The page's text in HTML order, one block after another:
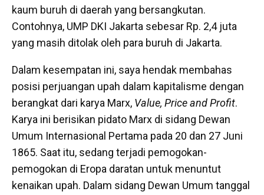
kaum buruh di daerah yang bersangkutan.
Contohnya, UMP DKI Jakarta sebesar Rp. 2,4 juta
yang masih ditolak oleh para buruh di Jakarta.
Dalam kesempatan ini, saya hendak membahas
posisi perjuangan upah dalam kapitalisme dengan
berangkat dari karya Marx, Value, Price and Profit.
Karya ini berisikan pidato Marx di sidang Dewan
Umum Internasional Pertama pada 20 dan 27 Juni
1865. Saat itu, sedang terjadi pemogokan-
pemogokan di Eropa daratan untuk menuntut
kenaikan upah. Dalam sidang Dewan Umum tanggal